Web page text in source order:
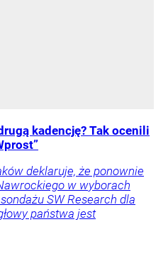
kadencję? Tak ocenili
deklaruje, że ponownie
w wyborach
SW Research dla
państwa jest